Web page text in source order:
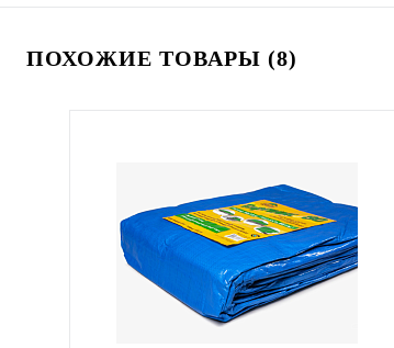
ПОХОЖИЕ ТОВАРЫ (8)